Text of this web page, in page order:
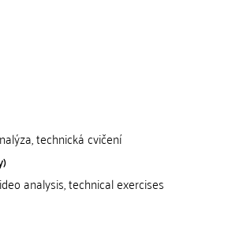
technická cvičení
analysis, technical exercises